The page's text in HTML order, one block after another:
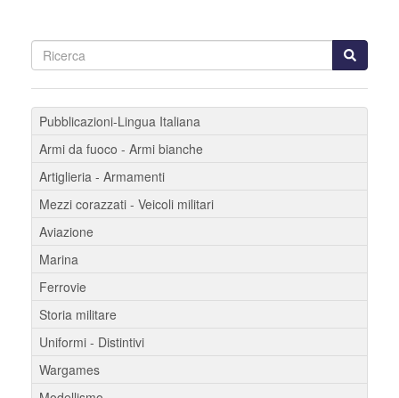
Pubblicazioni-Lingua Italiana
Armi da fuoco - Armi bianche
Artiglieria - Armamenti
Mezzi corazzati - Veicoli militari
Aviazione
Marina
Ferrovie
Storia militare
Uniformi - Distintivi
Wargames